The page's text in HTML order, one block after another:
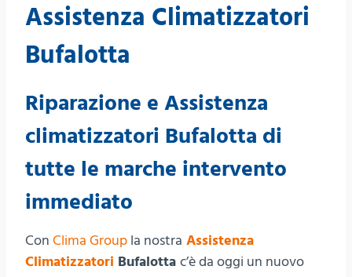
Assistenza Climatizzatori
Bufalotta
Riparazione e Assistenza
climatizzatori Bufalotta di
tutte le marche intervento
immediato
Con Clima Group la nostra Assistenza
Climatizzatori Bufalotta c’è da oggi un nuovo